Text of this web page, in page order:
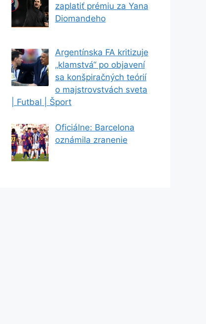
zaplatiť prémiu za Yana
Diomandeho
Argentínska FA kritizuje
„klamstvá“ po objavení
sa konšpiračných teórií
o majstrovstvách sveta
| Futbal | Šport
Oficiálne: Barcelona
oznámila zranenie